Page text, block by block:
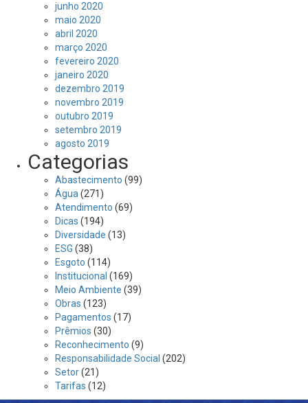
junho 2020
maio 2020
abril 2020
março 2020
fevereiro 2020
janeiro 2020
dezembro 2019
novembro 2019
outubro 2019
setembro 2019
agosto 2019
Categorias
Abastecimento (99)
Água (271)
Atendimento (69)
Dicas (194)
Diversidade (13)
ESG (38)
Esgoto (114)
Institucional (169)
Meio Ambiente (39)
Obras (123)
Pagamentos (17)
Prêmios (30)
Reconhecimento (9)
Responsabilidade Social (202)
Setor(21)
Tarifas (12)